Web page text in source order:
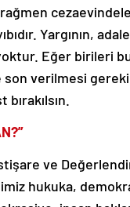
Yargının,
Eğer birileri
verilmesi
İstişare ve
hukuka,